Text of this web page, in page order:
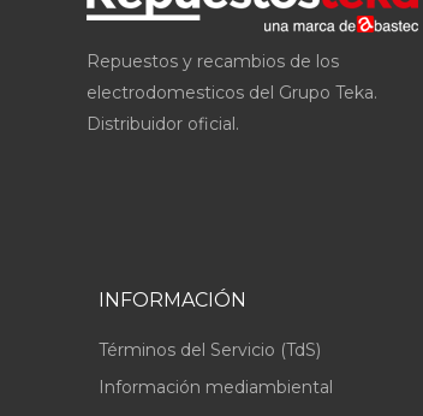
Repuestos y recambios de los
electrodomesticos del Grupo Teka.
Distribuidor oficial.
INFORMACIÓN
Términos del Servicio (TdS)
Información mediambiental